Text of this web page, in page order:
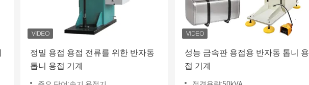
정밀 용접 용접 전류를 위한 반자동
톱니 용접 기계
성능 금속판 용접용 반자동 톱니 용
접 기계